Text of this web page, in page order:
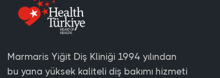
Marmaris Yiğit Diş Kliniği 1994 yılından
bu yana yüksek kaliteli diş bakımı hizmeti